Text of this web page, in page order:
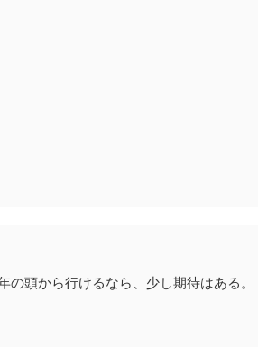
頭から行けるなら、少し期待はある。